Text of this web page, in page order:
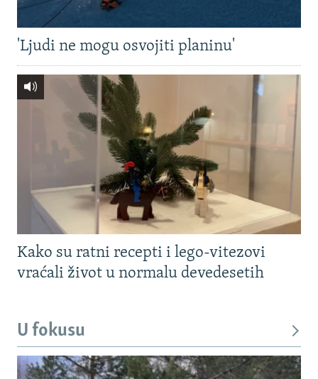
'Ljudi ne mogu osvojiti planinu'
Kako su ratni recepti i lego-vitezovi
vraćali život u normalu devedesetih
U fokusu